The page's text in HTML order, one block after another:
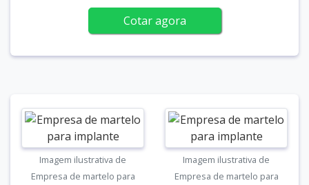
Cotar agora
Imagem ilustrativa de
Empresa de martelo para
Imagem ilustrativa de
Empresa de martelo para